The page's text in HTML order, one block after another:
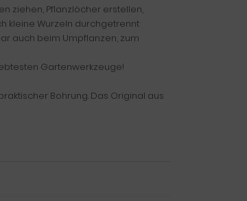
ziehen, Pflanzlöcher erstellen,
kleine Wurzeln durchgetrennt
auch beim Umpflanzen, zum
Gartenwerkzeuge!
Bohrung. Das Original aus